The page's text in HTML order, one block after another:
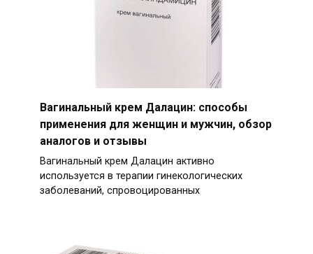
Вагинальный крем Далацин: способы
применения для женщин и мужчин, обзор
аналогов и отзывы
Вагинальный крем Далацин активно
используется в терапии гинекологических
заболеваний, спровоцированных